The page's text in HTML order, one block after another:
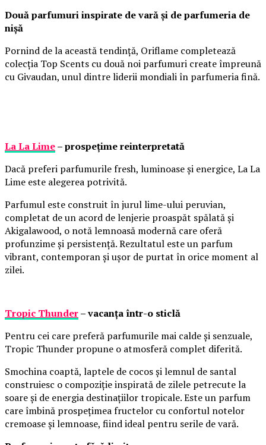
Două parfumuri inspirate de vară și de parfumeria de
nișă
Pornind de la această tendință, Oriflame completează
colecția Top Scents cu două noi parfumuri create împreună
cu Givaudan, unul dintre liderii mondiali în parfumeria fină.
La La Lime– prospețime reinterpretată
Dacă preferi parfumurile fresh, luminoase și energice, La La
Lime este alegerea potrivită.
Parfumul este construit în jurul lime-ului peruvian,
completat de un acord de lenjerie proaspăt spălată și
Akigalawood, o notă lemnoasă modernă care oferă
profunzime și persistență. Rezultatul este un parfum
vibrant, contemporan și ușor de purtat în orice moment al
zilei.
Tropic Thunder– vacanța într-o sticlă
Pentru cei care preferă parfumurile mai calde și senzuale,
Tropic Thunder propune o atmosferă complet diferită.
Smochina coaptă, laptele de cocos și lemnul de santal
construiesc o compoziție inspirată de zilele petrecute la
soare și de energia destinațiilor tropicale. Este un parfum
care îmbină prospețimea fructelor cu confortul notelor
cremoase și lemnoase, fiind ideal pentru serile de vară.